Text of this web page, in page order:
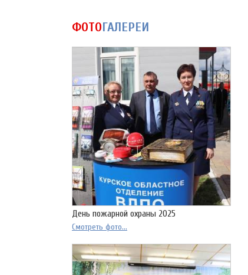
ФОТОГАЛЕРЕИ
День пожарной охраны 2025
Смотреть фото...